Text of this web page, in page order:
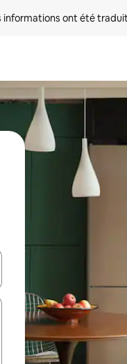
informations ont été
le haut et vers le bas